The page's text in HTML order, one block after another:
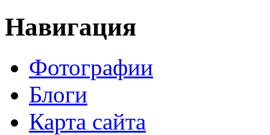
Навигация
Фотографии
Блоги
Карта сайта